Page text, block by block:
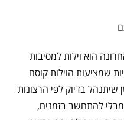
הוא וילות למסיבות
שמציעות הוילות קוסם
בדיוק לפי הרצונות
מבלי להתחשב בזמנים,